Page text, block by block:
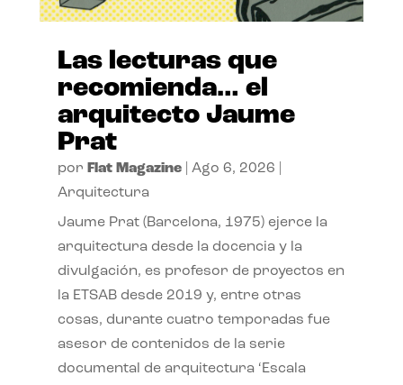
Las lecturas que
recomienda… el
arquitecto Jaume
Prat
por Flat Magazine| Ago 6, 2026
Arquitectura
Jaume Prat (Barcelona, 1975) ejerce la
arquitectura desde la docencia y la
divulgación, es profesor de proyectos en
la ETSAB desde 2019 y, entre otras
cosas, durante cuatro temporadas fue
asesor de contenidos de la serie
documental de arquitectura ‘Escala